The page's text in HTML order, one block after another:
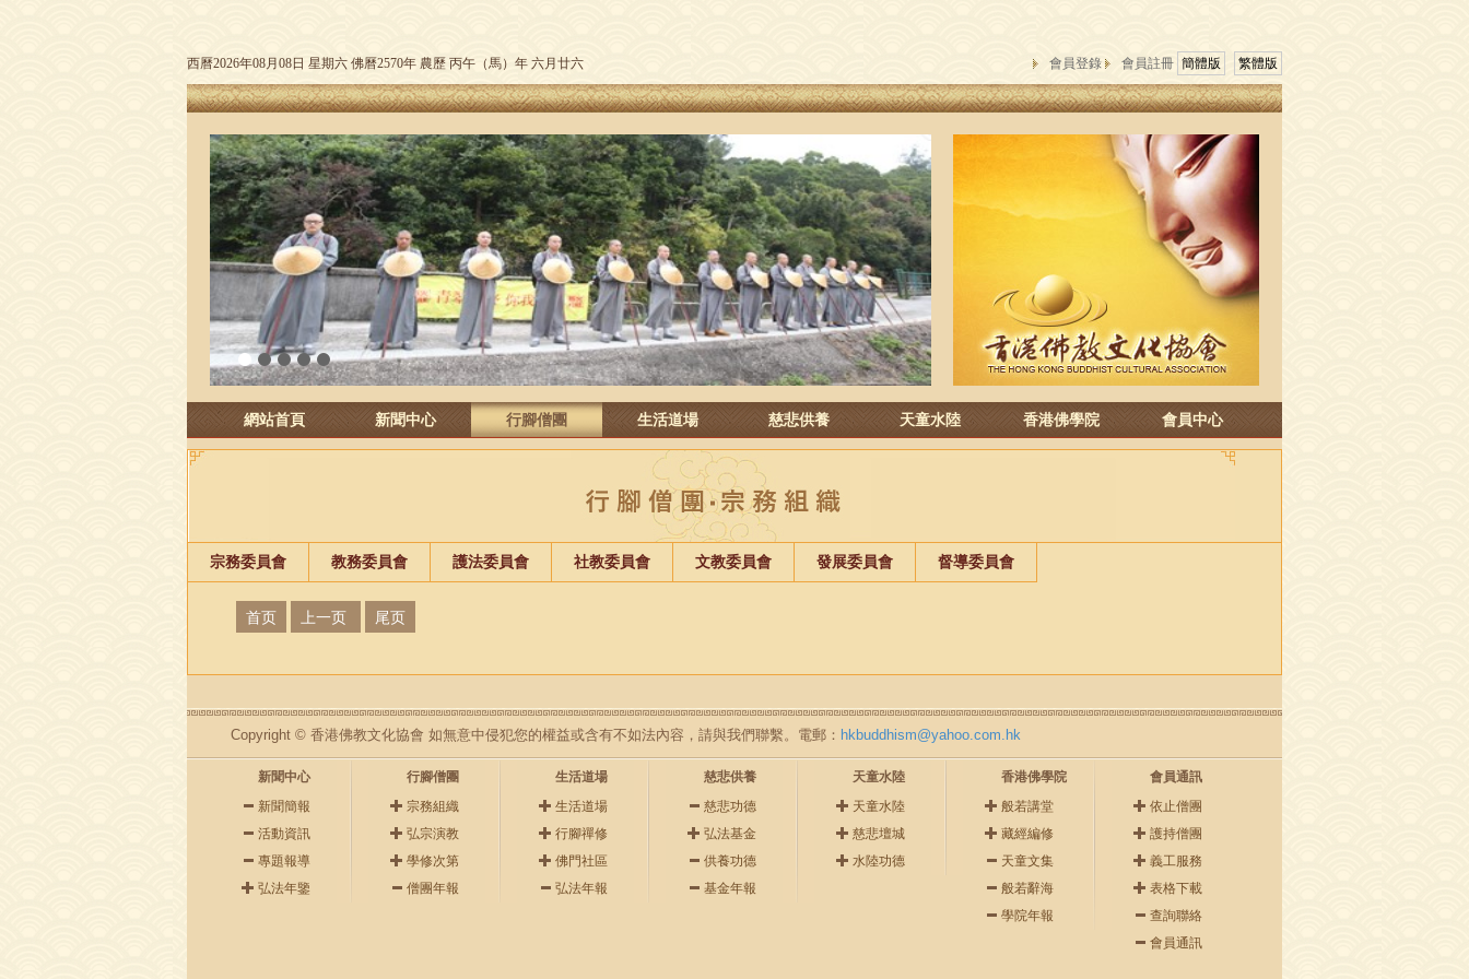
西曆2026年08月08日 星期六 佛曆2570年 農歷 丙午（馬）年 六月廿六 會員登錄 會員註冊 簡體版 繁體版
1 2 3 4 5
網站首頁 新聞中心 行腳僧團 生活道場 慈悲供養 天童水陸 香港佛學院 會員中心
宗務委員會 教務委員會 護法委員會 社教委員會 文教委員會 發展委員會 督導委員會
首页 上一页 尾页
Copyright © 香港佛教文化協會 如無意中侵犯您的權益或含有不如法內容，請與我們聯繫。電郵： hkbuddhism@yahoo.com.hk
新聞中心
新聞簡報
活動資訊
專題報導
弘法年鑒
行腳僧團
宗務組織
弘宗演教
學修次第
僧團年報
生活道場
生活道場
行腳禪修
佛門社區
弘法年報
慈悲供養
慈悲功德
弘法基金
供養功德
基金年報
天童水陸
天童水陸
慈悲壇城
水陸功德
香港佛學院
般若講堂
藏經編修
天童文集
般若辭海
學院年報
會員通訊
依止僧團
護持僧團
義工服務
表格下載
查詢聯絡
會員通訊